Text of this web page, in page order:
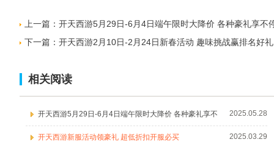
上一篇： 开天西游5月29日-6月4日端午限时大降价 各种豪礼享不
下一篇： 开天西游2月10日-2月24日新春活动 趣味挑战赢排名好礼
相关阅读
开天西游5月29日-6月4日端午限时大降价 各种豪礼享不 2025.05.28
开天西游新服活动领豪礼 超低折扣开服必买 2025.03.29